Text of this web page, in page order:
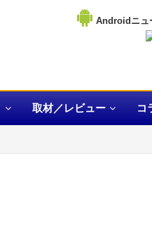
Androidニュ
取材／レビュー コ